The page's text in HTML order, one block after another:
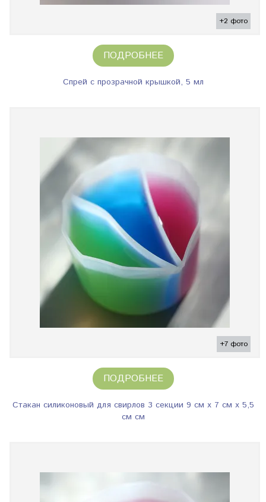
+2 фото
ПОДРОБНЕЕ
Спрей с прозрачной крышкой, 5 мл
+7 фото
ПОДРОБНЕЕ
Стакан силиконовый для свирлов 3 секции 9 см х 7 см х 5,5
см см